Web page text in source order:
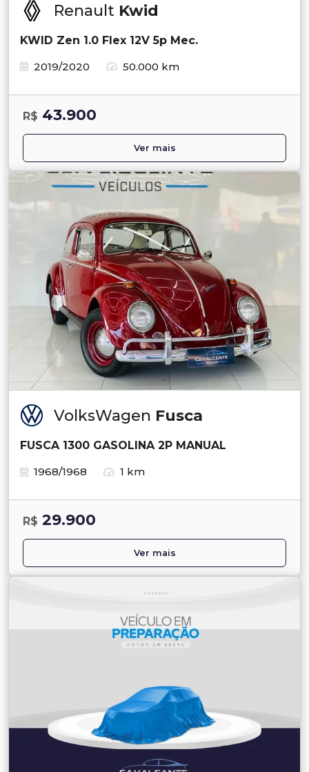
Renault Kwid
KWID Zen 1.0 Flex 12V 5p Mec.
2019/2020
50.000 km
R$ 43.900
Ver mais
VolksWagen Fusca
FUSCA 1300 GASOLINA 2P MANUAL
1968/1968
1 km
R$ 29.900
Ver mais